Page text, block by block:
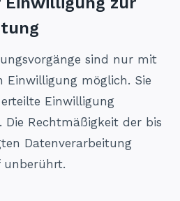
sind nur mit
Einwilligung möglich. Sie
Einwilligung
Die Rechtmäßigkeit der bis
Datenverarbeitung
unberührt.